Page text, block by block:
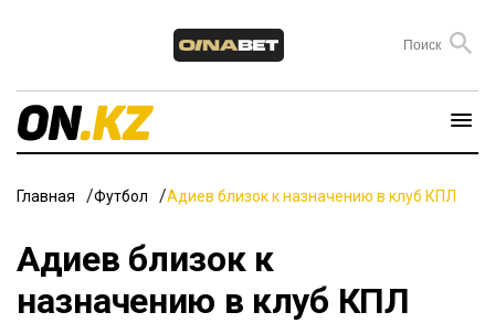
Главная Футбол Адиев близок к назначению в клуб КПЛ
Адиев близок к
назначению в клуб КПЛ